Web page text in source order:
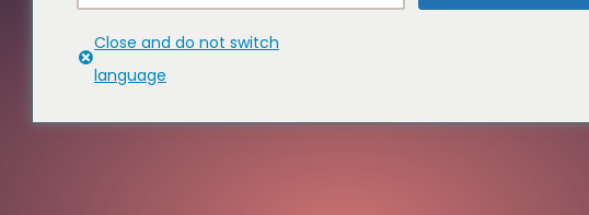
Close and do not switch
language